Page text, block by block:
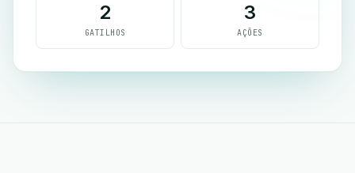
2
GATILHOS
3
AÇÕES